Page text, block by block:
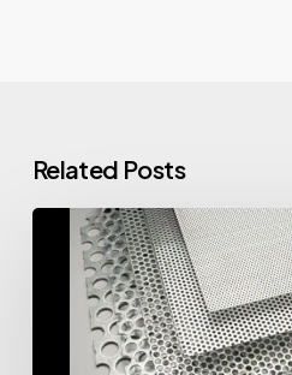
Related Posts
Perfore
Alüminyum
Nerelerde